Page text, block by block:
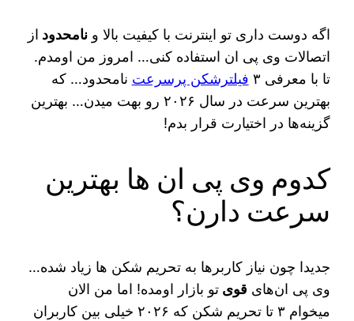
اگه دوست داری تو اینترنت با کیفیت بالا ونامحدود از
اتصالات وی پی ان استفاده کنی… امروز من اومدم.
تا با معرفی ۳
فیلترشکن پرسرعت نامحدود… که
بهترین سرعت در سال ۲۰۲۶ رو بهت میدن… بهترین
گزینه‌ها در اختیارت قرار بدم!
کدوم وی پی ان ها بهترین
سرعت دارن؟
جدیدا چون نیاز کاربرها به تحریم شکن ها زیاد شده…
وی پی ان‌های قویتو بازار اومده! اما من الان
میخوام ۳ تا تحریم شکن که ۲۰۲۶ خیلی بین کاربران